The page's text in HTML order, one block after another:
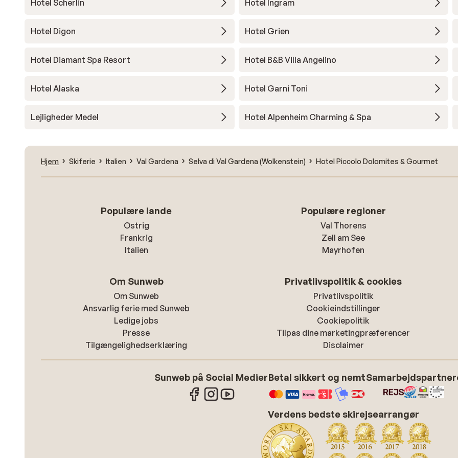
Hotel Scherlin Hotel Ingram
Hotel Digon Hotel Grien
Hotel Diamant Spa Resort Hotel B&B Villa Angelino
Hotel Alaska Hotel Garni Toni
Lejligheder Medel Hotel Alpenheim Charming & Spa
Hjem Skiferie Italien Val Gardena Selva di Val Gardena (Wolkenstein) Hotel Piccolo Dolomites & Gourmet
Populære lande
Ostrig
Frankrig
Italien
Populære regioner
Val Thorens
Zell am See
Mayrhofen
Om Sunweb
Om Sunweb
Ansvarlig ferie med Sunweb
Ledige jobs
Presse
Tilgængelighedserklæring
Privatlivspolitik & cookies
Privatlivspolitik
Cookieindstillinger
Cookiepolitik
Tilpas dine marketingpræferencer
Disclaimer
Sunweb på Social MedierBetal sikkert og nemt
Verdens bedste skirejsearrangør